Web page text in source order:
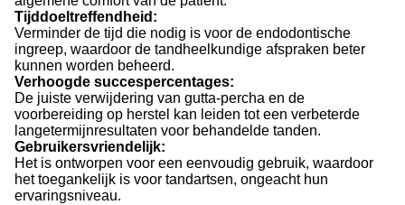
Tijddoeltreffendheid:
Verminder de tijd die nodig is voor de endodontische
ingreep, waardoor de tandheelkundige afspraken beter
kunnen worden beheerd.
Verhoogde succespercentages:
De juiste verwijdering van gutta-percha en de
voorbereiding op herstel kan leiden tot een verbeterde
langetermijnresultaten voor behandelde tanden.
Gebruikersvriendelijk:
Het is ontworpen voor een eenvoudig gebruik, waardoor
het toegankelijk is voor tandartsen, ongeacht hun
ervaringsniveau.